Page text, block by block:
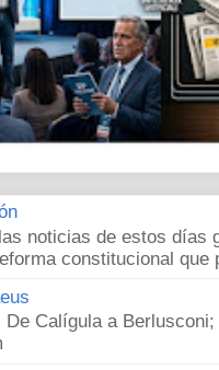
noticias de estos días
constitucional
De Calígula a